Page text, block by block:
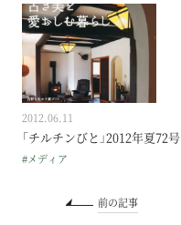
2012.06.11
「チルチンびと」2012年夏72号
#メディア
前の記事